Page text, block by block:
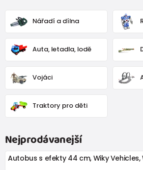
Nářadí a dílna
Auta, letadla, lodě
Vojáci
Traktory pro děti
Nejprodávanejší
Autobus s efekty 44 cm, Wiky Vehicles,